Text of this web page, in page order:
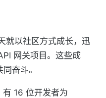
就以社区方式成长，迅
网关项目。这些成
奋斗。
16 位开发者为